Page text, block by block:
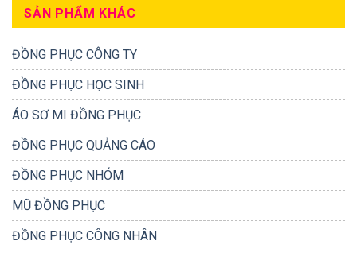
SẢN PHẨM KHÁC
ĐỒNG PHỤC CÔNG TY
ĐỒNG PHỤC HỌC SINH
ÁO SƠ MI ĐỒNG PHỤC
ĐỒNG PHỤC QUẢNG CÁO
ĐỒNG PHỤC NHÓM
MŨ ĐỒNG PHỤC
ĐỒNG PHỤC CÔNG NHÂN